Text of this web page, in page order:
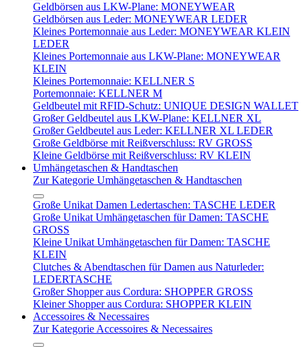
Geldbörsen aus LKW-Plane: MONEYWEAR
Geldbörsen aus Leder: MONEYWEAR LEDER
Kleines Portemonnaie aus Leder: MONEYWEAR KLEIN
LEDER
Kleines Portemonnaie aus LKW-Plane: MONEYWEAR
KLEIN
Kleines Portemonnaie: KELLNER S
Portemonnaie: KELLNER M
Geldbeutel mit RFID-Schutz: UNIQUE DESIGN WALLET
Großer Geldbeutel aus LKW-Plane: KELLNER XL
Großer Geldbeutel aus Leder: KELLNER XL LEDER
Große Geldbörse mit Reißverschluss: RV GROSS
Kleine Geldbörse mit Reißverschluss: RV KLEIN
Umhängetaschen & Handtaschen
Zur Kategorie Umhängetaschen & Handtaschen
Große Unikat Damen Ledertaschen: TASCHE LEDER
Große Unikat Umhängetaschen für Damen: TASCHE
GROSS
Kleine Unikat Umhängetaschen für Damen: TASCHE
KLEIN
Clutches & Abendtaschen für Damen aus Naturleder:
LEDERTASCHE
Großer Shopper aus Cordura: SHOPPER GROSS
Kleiner Shopper aus Cordura: SHOPPER KLEIN
Accessoires & Necessaires
Zur Kategorie Accessoires & Necessaires